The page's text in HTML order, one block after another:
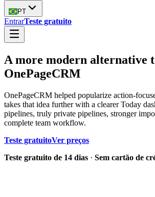
PT
EntrarTeste gratuito
A more modern alternative
OnePageCRM
OnePageCRM helped popularize action-
takes that idea further with a clearer Today
pipelines, truly private pipelines, stronger
complete team workflow.
Teste gratuitoVer preços
Teste gratuito de 14 dias · Sem cartão de